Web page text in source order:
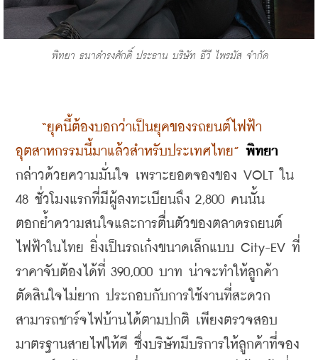
พิทยา ธนาดำรงศักดิ์ ประธาน บริษัท อีวี ไพรมัส จำกัด
“ยุคนี้ต้องบอกว่าเป็นยุคของรถยนต์ไฟฟ้า
อุตสาหกรรมนี้มาแล้วสำหรับประเทศไทย” พิทยา
กล่าวด้วยความมั่นใจ เพราะยอดจองของ VOLT ใน
48 ชั่วโมงแรกที่มีผู้ลงทะเบียนถึง 2,800 คนนั้น
ตอกย้ำความสนใจและการตื่นตัวของตลาดรถยนต์
ไฟฟ้าในไทย ยิ่งเป็นรถเก๋งขนาดเล็กแบบ City-EV ที่
ราคาจับต้องได้ที่ 390,000 บาท น่าจะทำให้ลูกค้า
ตัดสินใจไม่ยาก ประกอบกับการใช้งานที่สะดวก
สามารถชาร์จไฟบ้านได้ตามปกติ เพียงตรวจสอบ
มาตรฐานสายไฟให้ดี ซึ่งบริษัทมีบริการให้ลูกค้าที่จอง